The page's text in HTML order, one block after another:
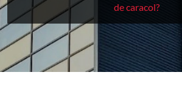
de caracol?